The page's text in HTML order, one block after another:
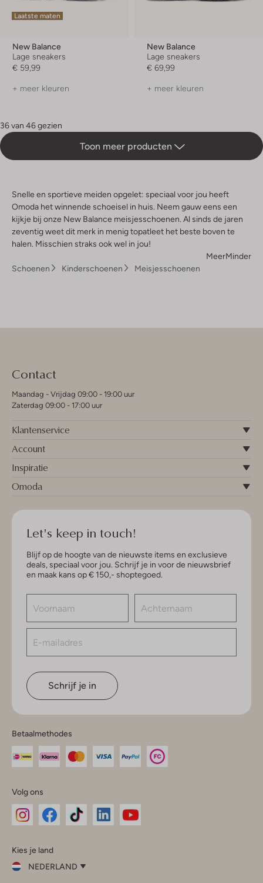
Laatste maten
New Balance
Lage sneakers
€ 59,99
+ meer kleuren
New Balance
Lage sneakers
€ 69,99
+ meer kleuren
36 van 46 gezien
Toon meer producten
Snelle en sportieve meiden opgelet: speciaal voor jou heeft
Omoda het winnende schoeisel in huis. Neem gauw eens een
kijkje bij onze New Balance meisjesschoenen. Al sinds de jaren
zeventig weet dit merk in menig topatleet het beste boven te
halen. Misschien straks ook wel in jou!
MeerMinder
Schoenen
Kinderschoenen Meisjesschoenen
Contact
Maandag - Vrijdag 09:00 - 19:00 uur
Zaterdag 09:00 - 17:00 uur
Klantenservice
Account
Inspiratie
Omoda
Let's keep in touch!
Blijf op de hoogte van de nieuwste items en exclusieve
deals, speciaal voor jou. Schrijf je in voor de nieuwsbrief
en maak kans op € 150,- shoptegoed.
Schrijf je in
Betaalmethodes
Volg ons
InstagramFacebook
Kies je land
NEDERLAND